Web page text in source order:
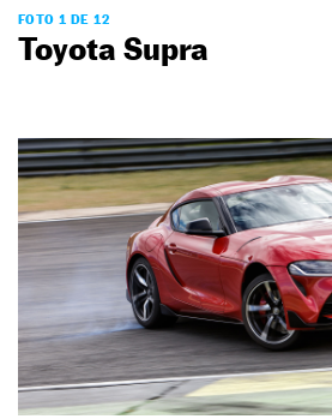
FOTO 1 DE 12
Toyota Supra